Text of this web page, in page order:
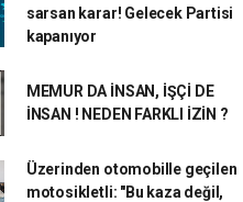
sarsan karar! Gelecek Partisi
kapanıyor
MEMUR DA İNSAN, İŞÇİ DE
İNSAN ! NEDEN FARKLI İZİN ?
Üzerinden otomobille geçilen
motosikletli: "Bu kaza değil,